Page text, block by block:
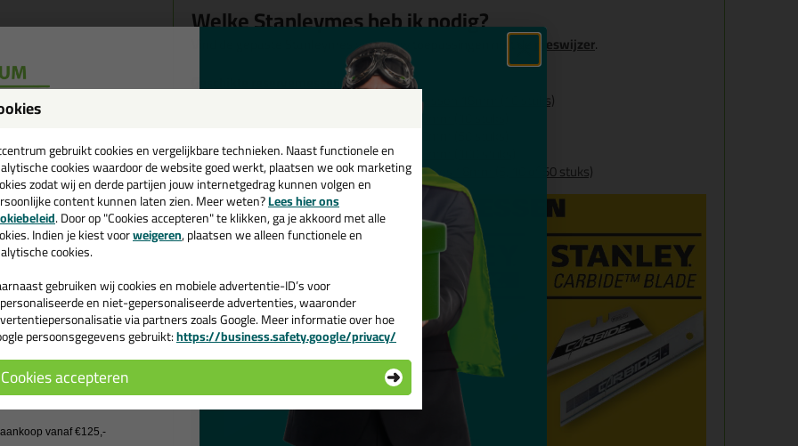
Welke Stanleymes heb ik nodig?
Vind de gepaste Stanleymes voor jouw toepassingen met de meswijzer.
Stanley Fatmax Reserve Afbreekmessen 18mm (10 stuks)
Stanley Reserve Afbreekmessen 18mm (10 stuks)
Stanley Reserve Afbreekmessen 18mm (100 stuks)
Stanley Carbide Reserve Afbreekmesjes 18mm (5, 10 of 50 stuks)
gebruikt cookies en vergelijkbare technieken. Naast functionele en
cookies waardoor de website goed werkt, plaatsen we ook marketing
zodat wij en derde partijen jouw internetgedrag kunnen volgen en
content kunnen laten zien. Meer weten?Lees hier ons
. Door op "Cookies accepteren" te klikken, ga je akkoord met alle
Indien je kiest voorweigeren, plaatsen we alleen functionele en
cookies.
gebruiken wij cookies en mobiele advertentie-ID’s voor
en niet-gepersonaliseerde advertenties, waaronder
via partners zoals Google. Meer informatie over hoe
persoonsgegevens gebruikt:https://business.safety.google/privacy/
Cookies accepteren
💚
en ontvang een
€35,-bij je eerste bestelling!
de actiecode ›
geen cadeau
vanaf €125,-